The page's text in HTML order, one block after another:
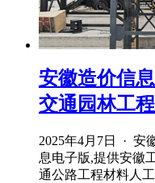
安徽造价信
交通园林工
2025年4月7日 · 安
息电子版,提供安徽
通公路工程材料人